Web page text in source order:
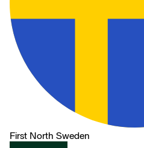
First North Sweden